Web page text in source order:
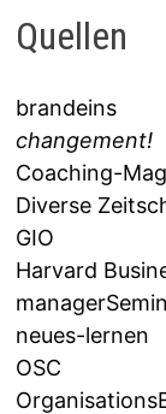
Quellen
brandeins
changement!
Coaching-
Diverse
GIO
Harvard
neues-lernen
OSC